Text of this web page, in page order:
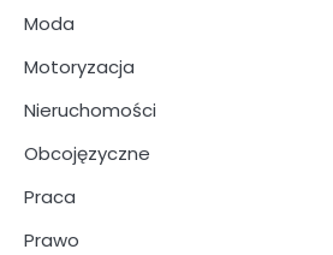
Moda
Motoryzacja
Nieruchomości
Obcojęzyczne
Praca
Prawo